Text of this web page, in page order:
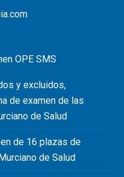
OPE SMS
y excluidos,
de examen de las
de Salud
de 16 plazas de
de Salud